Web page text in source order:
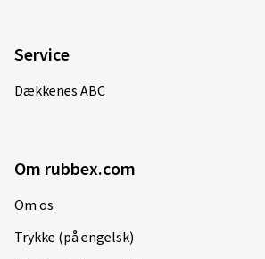
Service
Dækkenes ABC
Om rubbex.com
Om os
Trykke (på engelsk)